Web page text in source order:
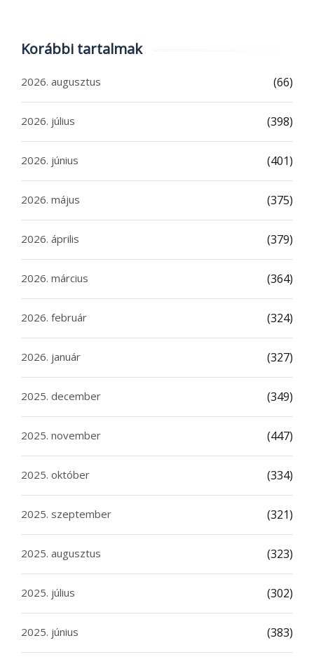
Korábbi tartalmak
2026. augusztus (66)
2026. július (398)
2026. június (401)
2026. május (375)
2026. április (379)
2026. március (364)
2026. február (324)
2026. január (327)
2025. december (349)
2025. november (447)
2025. október (334)
2025. szeptember (321)
2025. augusztus (323)
2025. július (302)
2025. június (383)